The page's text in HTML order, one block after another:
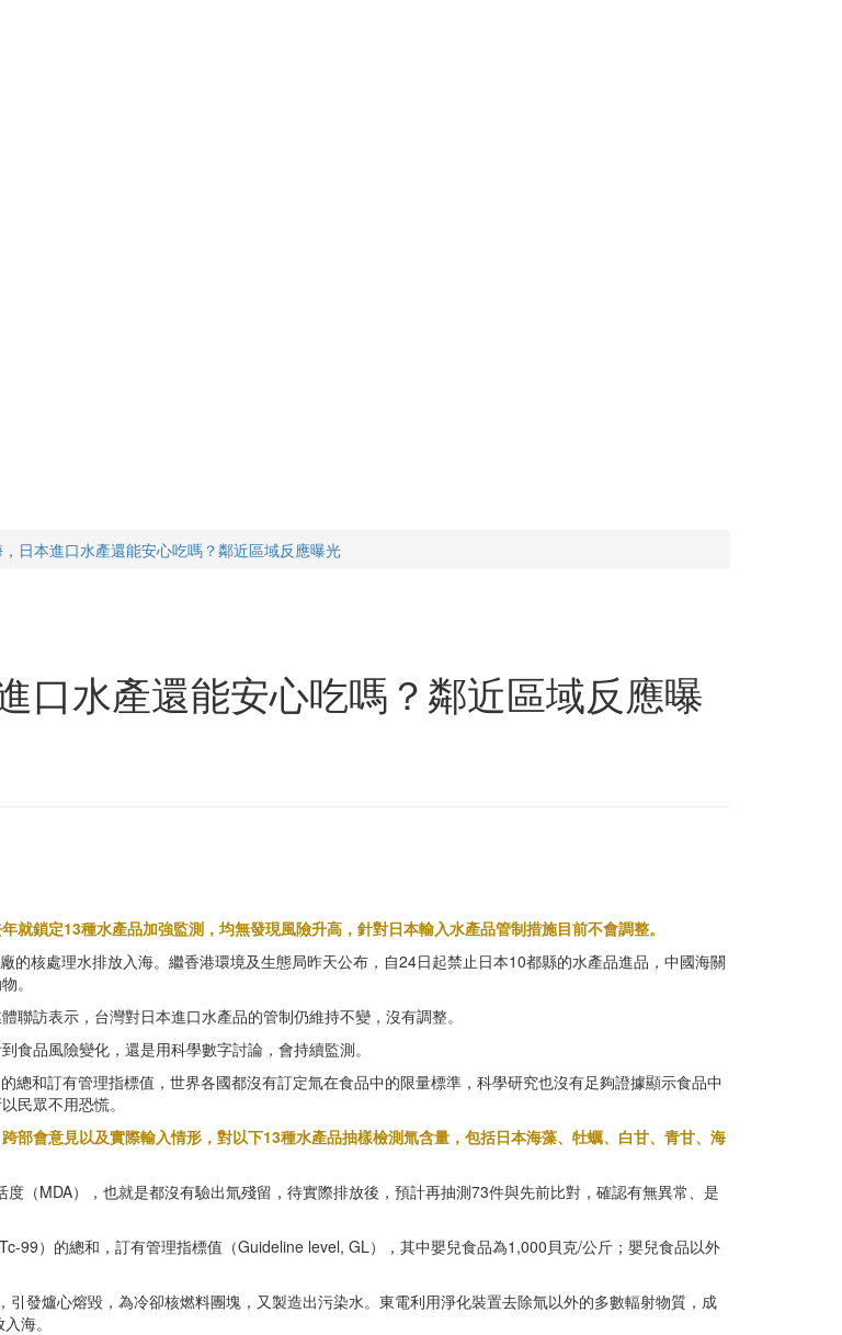
日本進口水產還能安心吃嗎？鄰近區域反應曝光
口水產還能安心吃嗎？鄰近區域反應曝
鎖定13種水產品加強監測，均無發現風險升高，針對日本輸入水產品管制措施目前不會調整。
核處理水排放入海。繼香港環境及生態局昨天公布，自24日起禁止日本10都縣的水產品進品，中國海關
。
訪表示，台灣對日本進口水產品的管制仍維持不變，沒有調整。
品風險變化，還是用科學數字討論，會持續監測。
和訂有管理指標值，世界各國都沒有訂定氚在食品中的限量標準，科學研究也沒有足夠證據顯示食品中
民眾不用恐慌。
部會意見以及實際輸入情形，對以下13種水產品抽樣檢測氚含量，包括日本海藻、牡蠣、白甘、青甘、海
（MDA），也就是都沒有驗出氚殘留，待實際排放後，預計再抽測73件與先前比對，確認有無異常、是
99）的總和，訂有管理指標值（Guideline level, GL），其中嬰兒食品為1,000貝克/公斤；嬰兒食品以外
發爐心熔毀，為冷卻核燃料團塊，又製造出污染水。東電利用淨化裝置去除氚以外的多數輻射物質，成
海。